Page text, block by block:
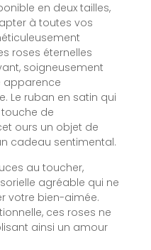
en deux tailles,
à toutes vos
roses éternelles
soigneusement
apparence
Le ruban en satin qui
de
ours un objet de
cadeau sentimental.
au toucher,
agréable qui ne
votre bien-aimée.
ces roses ne
ainsi un amour